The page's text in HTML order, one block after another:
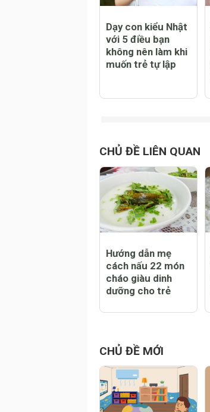
không nên làm khi
CHỦ ĐỀ LIÊN QUAN
dưỡng cho trẻ
CHỦ ĐỀ MỚI